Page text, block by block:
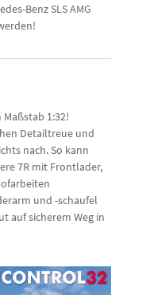
Benz SLS AMG
1:32!
Detailtreue und
nach. So kann
7R mit Frontlader,
und -schaufel
auf sicherem Weg in